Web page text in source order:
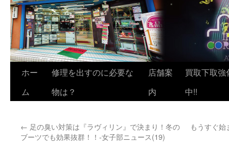
ホー
ム
修理を出すのに必要な
物は？
店舗案
内
買取下取強
中!!
← 足の臭い対策は『ラヴィリン』で決まり！冬の
ブーツでも効果抜群！！-女子部ニュース(19)
もうすぐ